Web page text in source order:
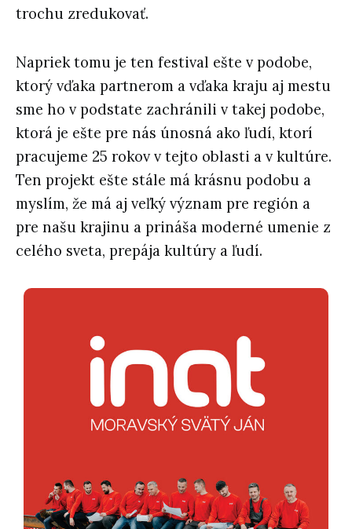
trochu zredukovať.
Napriek tomu je ten festival ešte v podobe,
ktorý vďaka partnerom a vďaka kraju aj mestu
sme ho v podstate zachránili v takej podobe,
ktorá je ešte pre nás únosná ako ľudí, ktorí
pracujeme 25 rokov v tejto oblasti a v kultúre.
Ten projekt ešte stále má krásnu podobu a
myslím, že má aj veľký význam pre región a
pre našu krajinu a prináša moderné umenie z
celého sveta, prepája kultúry a ľudí.